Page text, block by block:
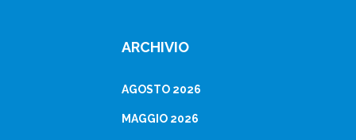
ARCHIVIO
AGOSTO 2026
MAGGIO 2026